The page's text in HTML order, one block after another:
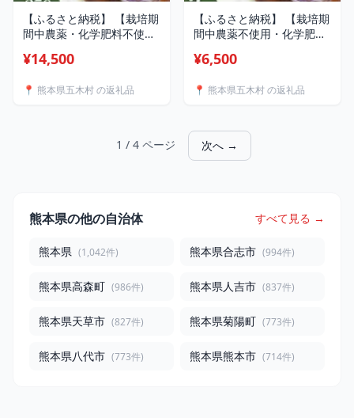
【ふるさと納税】 【栽培期
間中農薬・化学肥料不使
ット 計250g [松井製茶 熊
ット 緑茶 茶葉 冠茶 玉緑茶
¥14,500
📍 熊本県五木村 の返礼品
【ふるさと納税】 【栽培期
間中農薬不使用・化学肥料
なくても飲める 五木茶 セ
村 51120226] 小分け 個包
¥6,500
📍 熊本県五木村 の返礼品
1 / 4 ページ 次へ →
熊本県の他の自治体 すべて見る →
熊本県 (1,042件) 熊本県合志市 (994件)
熊本県高森町 (986件) 熊本県人吉市 (837件)
熊本県天草市 (827件) 熊本県菊陽町 (773件)
熊本県八代市 (773件) 熊本県熊本市 (714件)